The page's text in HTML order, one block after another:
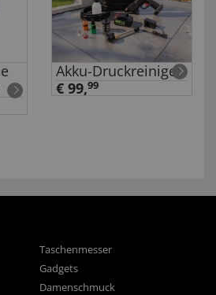
Akku-Druckreiniger
€ 99,99
Taschenmesser
Gadgets
Damenschmuck